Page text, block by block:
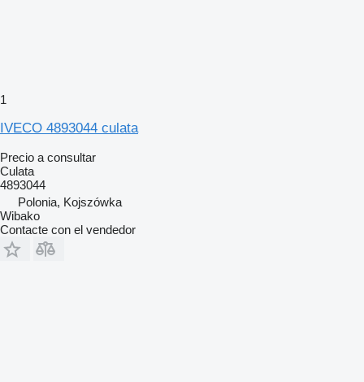
1
IVECO 4893044 culata
Precio a consultar
Culata
4893044
Polonia, Kojszówka
Wibako
Contacte con el vendedor